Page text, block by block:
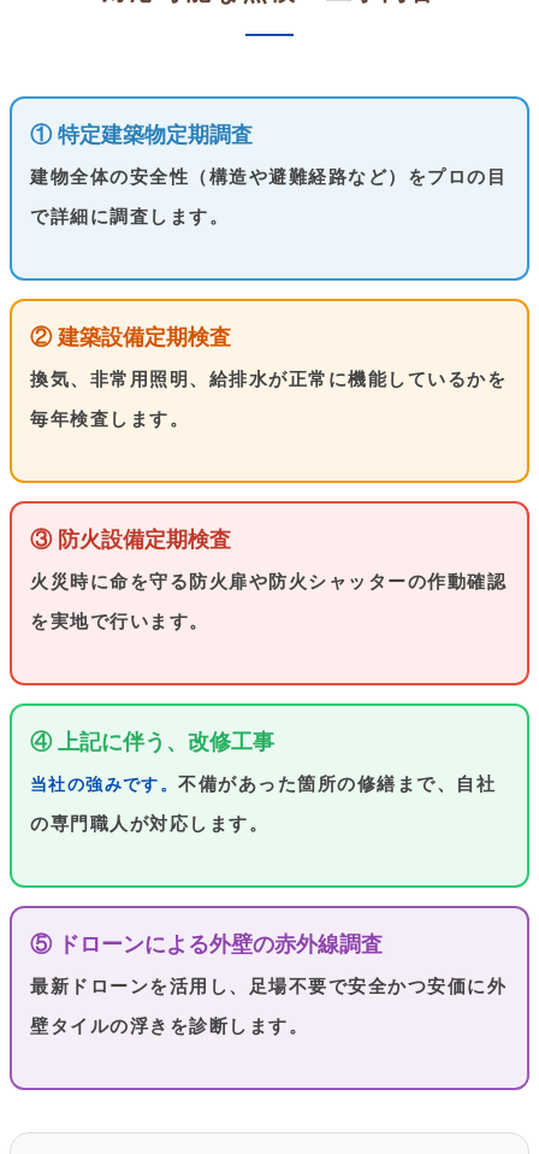
① 特定建築物定期調査
建物全体の安全性（構造や避難経路など）をプロの目
で詳細に調査します。
② 建築設備定期検査
換気、非常用照明、給排水が正常に機能しているかを
毎年検査します。
③ 防火設備定期検査
火災時に命を守る防火扉や防火シャッターの作動確認
を実地で行います。
④ 上記に伴う、改修工事
当社の強みです。不備があった箇所の修繕まで、自社
の専門職人が対応します。
⑤ ドローンによる外壁の赤外線調査
最新ドローンを活用し、足場不要で安全かつ安価に外
壁タイルの浮きを診断します。